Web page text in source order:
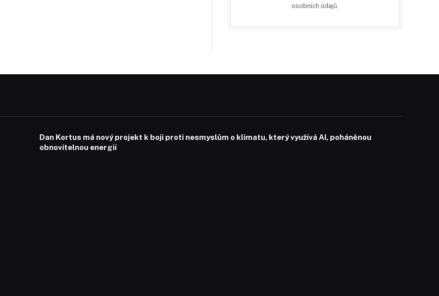
osobních údajů
Dan Kortus má nový projekt k boji proti nesmyslům o klimatu, který využívá AI, poháněnou
obnovitelnou energií